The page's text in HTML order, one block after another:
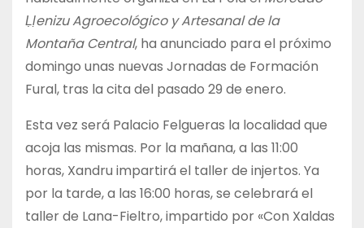
Ḷḷenizu Agroecológico y Artesanal de la
Montaña Central, ha anunciado para el próximo
domingo unas nuevas Jornadas de Formación
Fural, tras la cita del pasado 29 de enero.
Esta vez será Palacio Felgueras la localidad que
acoja las mismas. Por la mañana, a las 11:00
horas, Xandru impartirá el taller de injertos. Ya
por la tarde, a las 16:00 horas, se celebrará el
taller de Lana-Fieltro, impartido por «Con Xaldas